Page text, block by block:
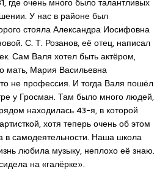
У нас в районе был
стояла Александра Иосифовна
С. Т. Розанов, её отец, написал
Сам Валя хотел быть актёром,
мать, Мария Васильевна
не профессия. И тогда Валя пошёл
у Гросман. Там было много людей,
находилась 43-я, в которой
хотя теперь очень об этом
в самодеятельности. Наша школа
любила музыку, неплохо её знаю.
на «галёрке».